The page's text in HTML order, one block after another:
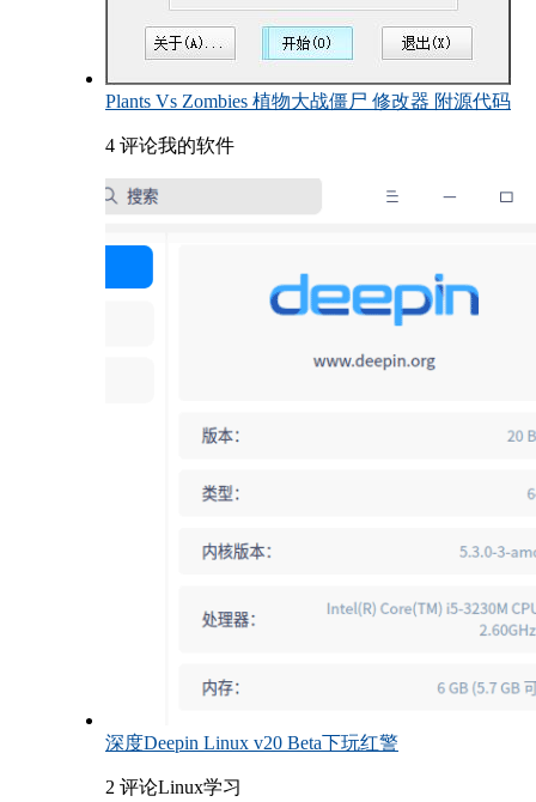
Plants Vs Zombies 植物大战僵尸 修改器 附源代码
4 评论我的软件
深度Deepin Linux v20 Beta下玩红警
2 评论Linux学习